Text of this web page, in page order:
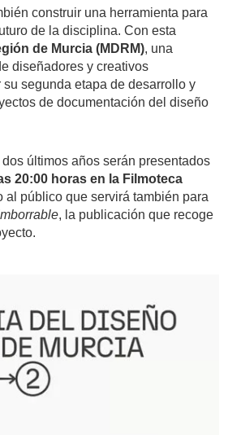
construir una herramienta para
de la disciplina. Con esta
de Murcia (MDRM), una
diseñadores y creativos
segunda etapa de desarrollo y
de documentación del diseño
últimos años serán presentados
20:00 horas en la Filmoteca
al público que servirá también para
, la publicación que recoge